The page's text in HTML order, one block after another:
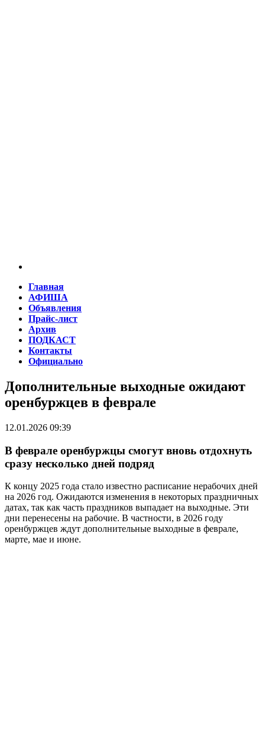
Главная
АФИША
Объявления
Прайс-лист
Архив
ПОДКАСТ
Контакты
Официально
Дополнительные выходные ожидают
оренбуржцев в феврале
12.01.2026 09:39
В феврале оренбуржцы смогут вновь отдохнуть
сразу несколько дней подряд
К концу 2025 года стало известно расписание нерабочих дней
на 2026 год. Ожидаются изменения в некоторых праздничных
датах, так как часть праздников выпадает на выходные. Эти
дни перенесены на рабочие. В частности, в 2026 году
оренбуржцев ждут дополнительные выходные в феврале,
марте, мае и июне.